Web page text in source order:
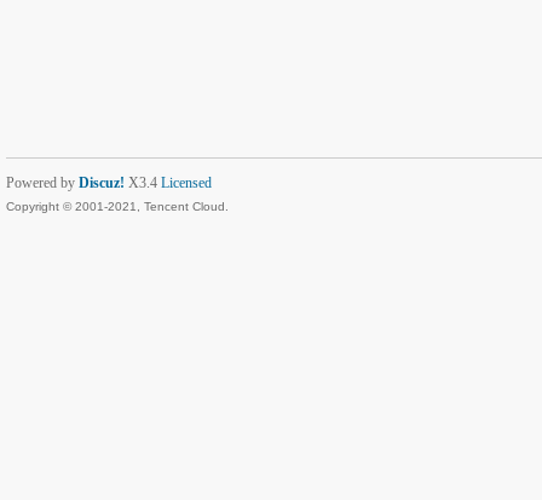
Powered by Discuz! X3.4 Licensed
Copyright © 2001-2021, Tencent Cloud.